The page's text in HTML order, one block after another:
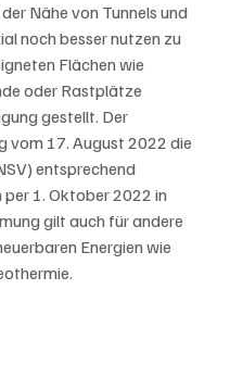
Nähe von Tunnels und
noch besser nutzen zu
Flächen wie
oder Rastplätze
gestellt. Der
vom 17. August 2022 die
entsprechend
1. Oktober 2022 in
gilt auch für andere
Energien wie